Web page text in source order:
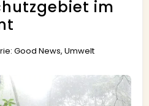
im
Good News, Umwelt